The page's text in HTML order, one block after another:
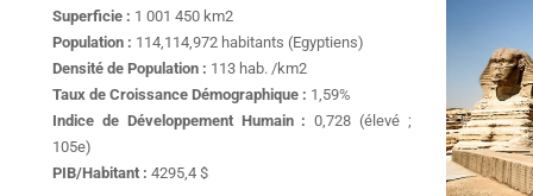
Superficie : 1 001 450 km2
Population : 114,114,972 habitants (Egyptiens)
Densité de Population : 113 hab. /km2
Taux de Croissance Démographique : 1,59%
Indice de Développement Humain : 0,728 (élevé ;
105e)
PIB/Habitant : 4295,4 $